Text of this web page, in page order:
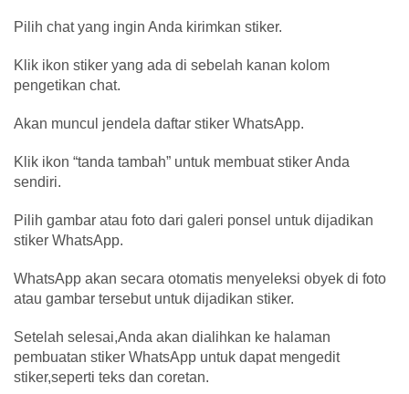
Pilih chat yang ingin Anda kirimkan stiker.
Klik ikon stiker yang ada di sebelah kanan kolom
pengetikan chat.
Akan muncul jendela daftar stiker WhatsApp.
Klik ikon “tanda tambah” untuk membuat stiker Anda
sendiri.
Pilih gambar atau foto dari galeri ponsel untuk dijadikan
stiker WhatsApp.
WhatsApp akan secara otomatis menyeleksi obyek di foto
atau gambar tersebut untuk dijadikan stiker.
Setelah selesai,Anda akan dialihkan ke halaman
pembuatan stiker WhatsApp untuk dapat mengedit
stiker,seperti teks dan coretan.